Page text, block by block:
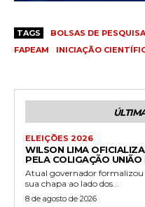
TAGS BOLSAS DE PESQUISA
FAPEAM
INICIAÇÃO
ELEIÇÕES 2026
WILSON LIMA
PELA COLIGAÇÃO
Atual governador formalizou
sua chapa ao lado dos...
8 de agosto de 2026